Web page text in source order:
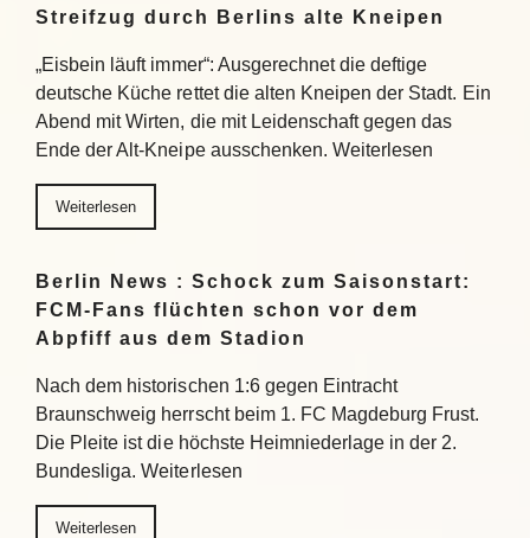
Streifzug durch Berlins alte Kneipen
„Eisbein läuft immer“: Ausgerechnet die deftige
deutsche Küche rettet die alten Kneipen der Stadt. Ein
Abend mit Wirten, die mit Leidenschaft gegen das
Ende der Alt-Kneipe ausschenken. Weiterlesen
Weiterlesen
Berlin News : Schock zum Saisonstart:
FCM-Fans flüchten schon vor dem
Abpfiff aus dem Stadion
Nach dem historischen 1:6 gegen Eintracht
Braunschweig herrscht beim 1. FC Magdeburg Frust.
Die Pleite ist die höchste Heimniederlage in der 2.
Bundesliga. Weiterlesen
Weiterlesen